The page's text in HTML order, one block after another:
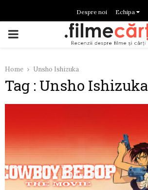
Despre noi Echipa
PRIMARY
Home Unsho Ishizuka
Tag : Unsho Ishizuka